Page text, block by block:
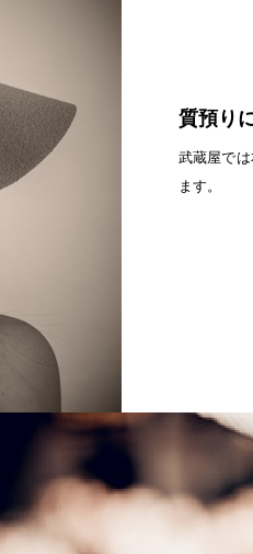
質預り
武蔵屋で
ます。